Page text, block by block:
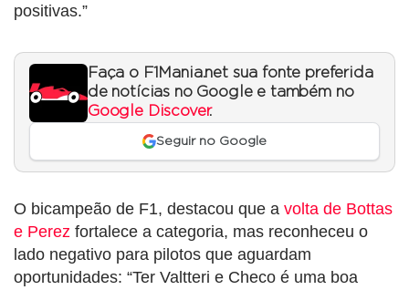
positivas.”
Faça o F1Mania.net sua fonte preferida
de notícias no Google e também no
Google Discover.
Seguir no Google
O bicampeão de F1, destacou que a volta de Bottas
e Perez fortalece a categoria, mas reconheceu o
lado negativo para pilotos que aguardam
oportunidades: “Ter Valtteri e Checo é uma boa